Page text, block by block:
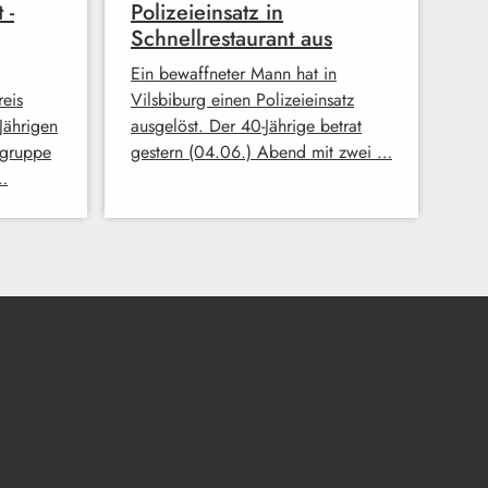
-
Polizeieinsatz in
Schnellrestaurant aus
Ein bewaffneter Mann hat in
Vilsbiburg einen Polizeieinsatz
ausgelöst. Der 40-Jährige betrat
gestern (04.06.) Abend mit zwei …